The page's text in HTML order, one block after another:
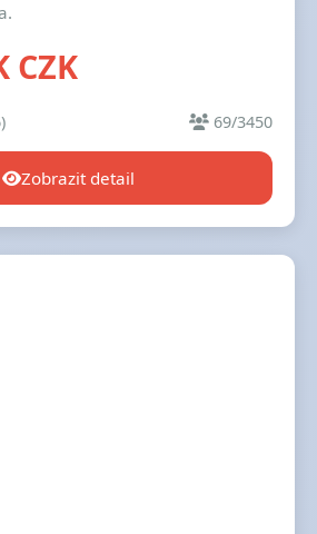
CZK
69/3450
Zobrazit detail